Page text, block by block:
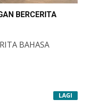
BERCERITA
BAHASA
LAGI